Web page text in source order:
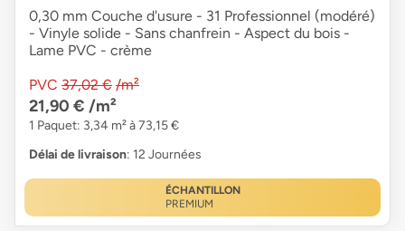
0,30 mm Couche d'usure - 31 Professionnel (modéré)
- Vinyle solide - Sans chanfrein - Aspect du bois -
Lame PVC - crème
PVC 37,02 € /m²
21,90 € /m²
1 Paquet: 3,34 m² à 73,15 €
Délai de livraison: 12 Journées
ÉCHANTILLON
PREMIUM